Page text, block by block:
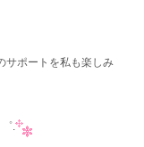
サポートを私も楽しみ
.